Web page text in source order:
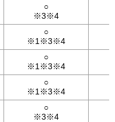
○
※3※4
○
※1※3※4
○
※1※3※4
○
※1※3※4
○
※3※4